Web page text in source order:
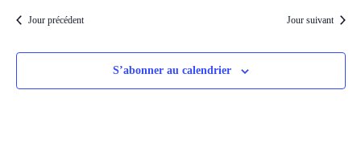
Jour précédent Jour suivant
S’abonner au calendrier